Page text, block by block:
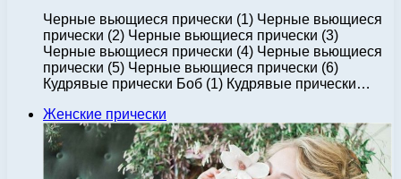
Черные вьющиеся прически (1) Черные вьющиеся
прически (2) Черные вьющиеся прически (3)
Черные вьющиеся прически (4) Черные вьющиеся
прически (5) Черные вьющиеся прически (6)
Кудрявые прически Боб (1) Кудрявые прически…
Женские прически